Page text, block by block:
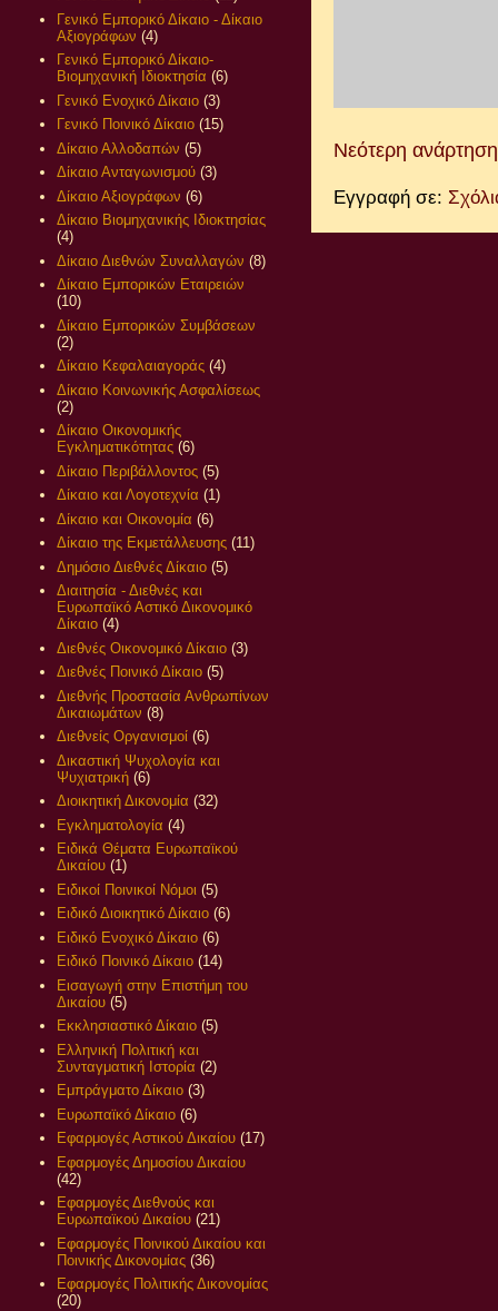
Νεότερη ανάρτηση
Εγγραφή σε:
Γενικό Εμπορικό Δίκαιο - Δίκαιο
Αξιογράφων (4)
Γενικό Εμπορικό Δίκαιο-
Βιομηχανική Ιδιοκτησία (6)
Γενικό Ενοχικό Δίκαιο (3)
Γενικό Ποινικό Δίκαιο (15)
Δίκαιο Αλλοδαπών (5)
Δίκαιο Ανταγωνισμού (3)
Δίκαιο Αξιογράφων (6)
Δίκαιο Βιομηχανικής Ιδιοκτησίας
(4)
Δίκαιο Διεθνών Συναλλαγών (8)
Δίκαιο Εμπορικών Εταιρειών
(10)
Δίκαιο Εμπορικών Συμβάσεων
(2)
Δίκαιο Κεφαλαιαγοράς (4)
Δίκαιο Κοινωνικής Ασφαλίσεως
(2)
Δίκαιο Οικονομικής
Εγκληματικότητας (6)
Δίκαιο Περιβάλλοντος (5)
Δίκαιο και Λογοτεχνία (1)
Δίκαιο και Οικονομία (6)
Δίκαιο της Εκμετάλλευσης (11)
Δημόσιο Διεθνές Δίκαιο (5)
Διαιτησία - Διεθνές και
Ευρωπαϊκό Αστικό Δικονομικό
Δίκαιο (4)
Διεθνές Οικονομικό Δίκαιο (3)
Διεθνές Ποινικό Δίκαιο (5)
Διεθνής Προστασία Ανθρωπίνων
Δικαιωμάτων (8)
Διεθνείς Οργανισμοί (6)
Δικαστική Ψυχολογία και
Ψυχιατρική (6)
Διοικητική Δικονομία (32)
Εγκληματολογία (4)
Ειδικά Θέματα Ευρωπαϊκού
Δικαίου (1)
Ειδικοί Ποινικοί Νόμοι (5)
Ειδικό Διοικητικό Δίκαιο (6)
Ειδικό Ενοχικό Δίκαιο (6)
Ειδικό Ποινικό Δίκαιο (14)
Εισαγωγή στην Επιστήμη του
Δικαίου (5)
Εκκλησιαστικό Δίκαιο (5)
Ελληνική Πολιτική και
Συνταγματική Ιστορία (2)
Εμπράγματο Δίκαιο (3)
Ευρωπαϊκό Δίκαιο (6)
Εφαρμογές Αστικού Δικαίου (17)
Εφαρμογές Δημοσίου Δικαίου
(42)
Εφαρμογές Διεθνούς και
Ευρωπαϊκού Δικαίου (21)
Εφαρμογές Ποινικού Δικαίου και
Ποινικής Δικονομίας (36)
Εφαρμογές Πολιτικής Δικονομίας
(20)